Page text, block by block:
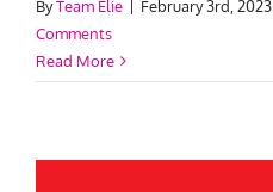
ByTeam Elie February 3rd, 2023
Comments
Read More